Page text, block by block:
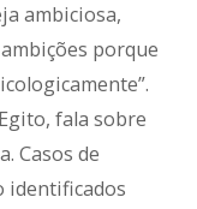
ambiciosa,
porque
fala sobre
Casos de
identificados